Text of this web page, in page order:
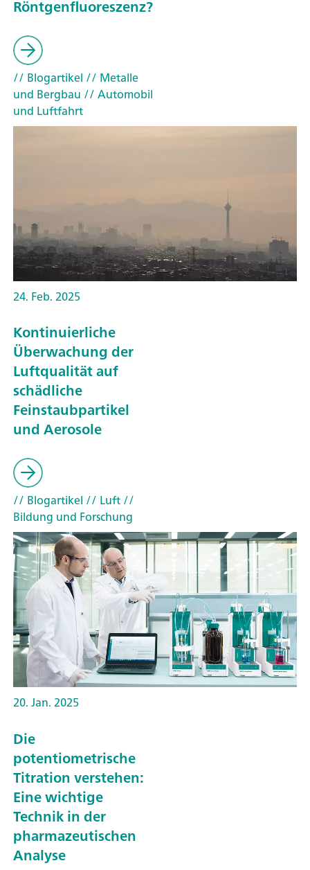
Röntgenfluoreszenz?
// Blogartikel // Metalle
und Bergbau // Automobil
und Luftfahrt
24. Feb. 2025
Kontinuierliche
Überwachung der
Luftqualität auf
schädliche
Feinstaubpartikel
und Aerosole
// Blogartikel // Luft//
Bildung und Forschung
20. Jan. 2025
Die
potentiometrische
Titration verstehen:
Eine wichtige
Technik in der
pharmazeutischen
Analyse